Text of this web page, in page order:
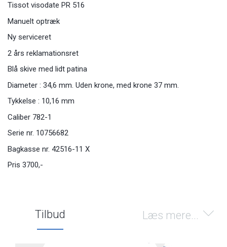
Tissot visodate PR 516
Manuelt optræk
Ny serviceret
2 års reklamationsret
Blå skive med lidt patina
Diameter : 34,6 mm. Uden krone, med krone 37 mm.
Tykkelse : 10,16 mm
Caliber 782-1
Serie nr. 10756682
Bagkasse nr. 42516-11 X
Pris 3700,-
Læs mere...
Tilbud